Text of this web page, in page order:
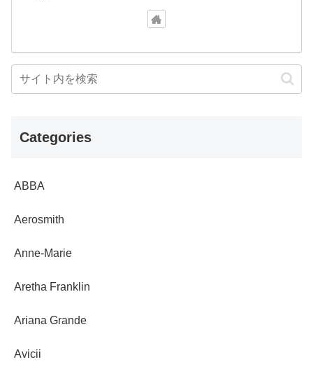
Categories
ABBA
Aerosmith
Anne-Marie
Aretha Franklin
Ariana Grande
Avicii